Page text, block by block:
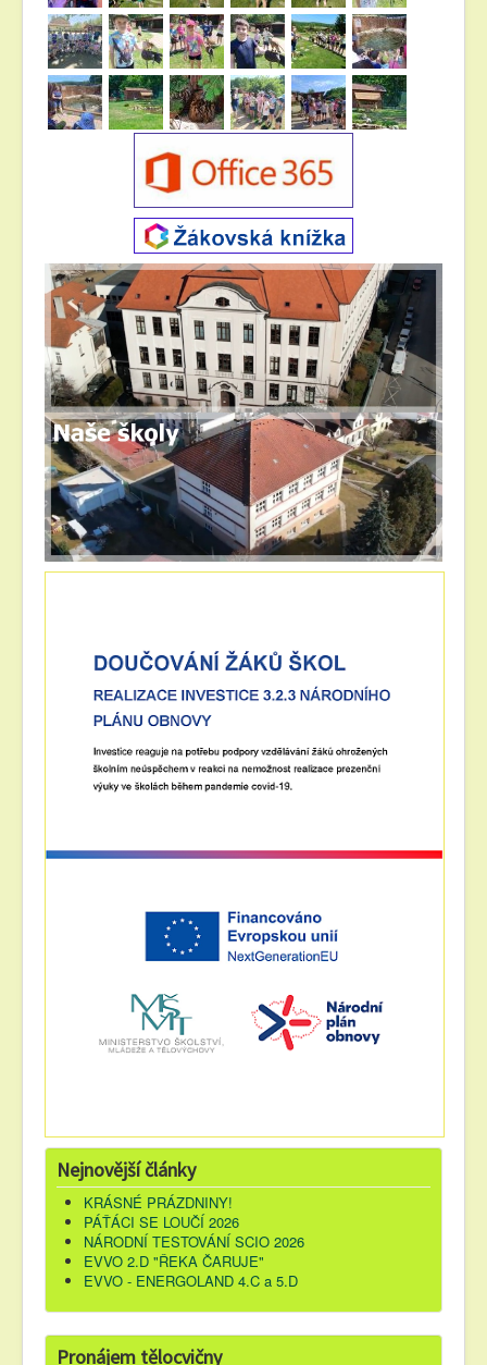
Nejnovější články
KRÁSNÉ PRÁZDNINY!
PÁŤÁCI SE LOUČÍ 2026
NÁRODNÍ TESTOVÁNÍ SCIO 2026
EVVO 2.D "ŘEKA ČARUJE"
EVVO - ENERGOLAND 4.C a 5.D
Pronájem tělocvičny